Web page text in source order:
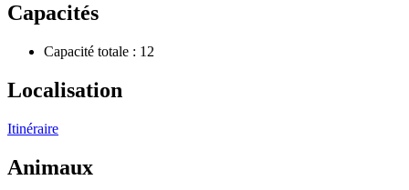
Capacités
Capacité totale : 12
Localisation
Itinéraire
Animaux